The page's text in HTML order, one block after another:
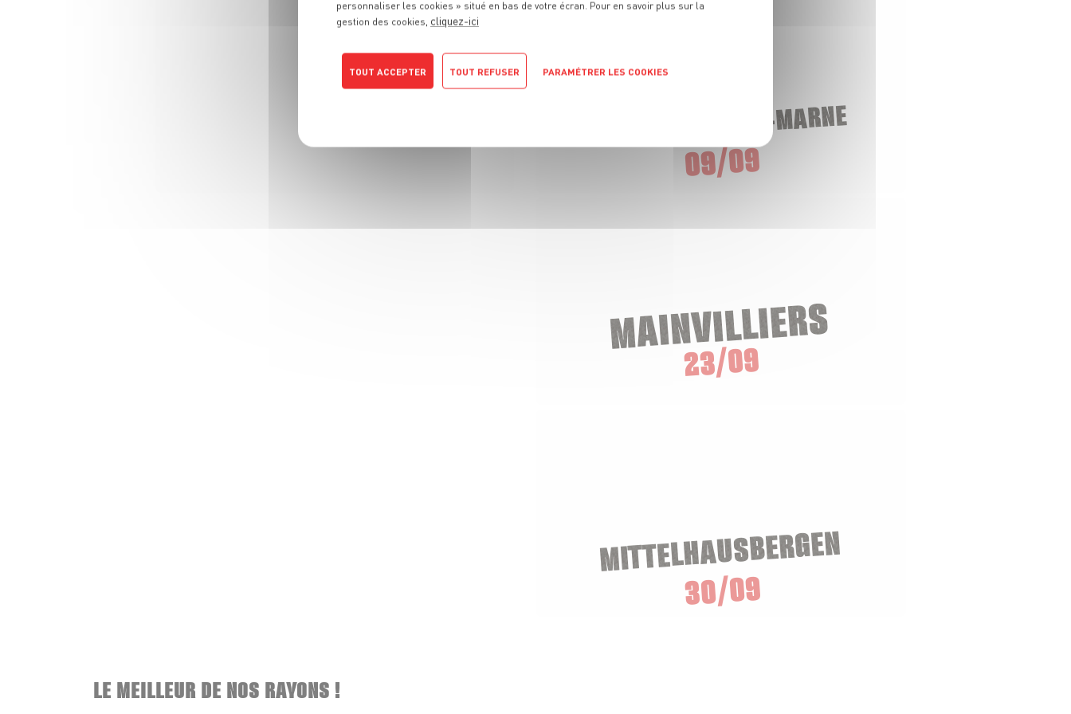
CHAMPIGNY-SUR-MARNE
09/09
MAINVILLIERS
23/09
MITTELHAUSBERGEN
30/09
LE MEILLEUR DE NOS RAYONS !
personnaliser les cookies » situé en bas de votre écran. Pour en savoir plus sur la
gestion des cookies, cliquez-ici
TOUT ACCEPTER TOUT REFUSER PARAMÉTRER LES COOKIES